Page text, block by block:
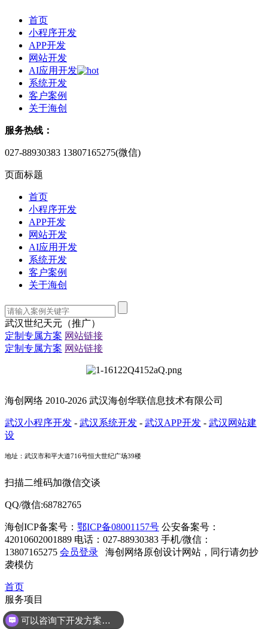
首页
小程序开发
APP开发
网站开发
AI应用开发
系统开发
客户案例
关于海创
服务热线：
027-88930383 13807165275(微信)
页面标题
首页
小程序开发
APP开发
网站开发
AI应用开发
系统开发
客户案例
关于海创
武汉世纪天元（推广）
定制专属方案 网站链接
定制专属方案 网站链接
海创网络 2010-2026 武汉海创华联信息技术有限公司
武汉小程序开发 - 武汉系统开发 - 武汉APP开发 - 武汉网站建
设
地址：武汉市和平大道716号恒大世纪广场39楼
扫描二维码加微信交谈
QQ/微信:68782765
海创ICP备案号： 鄂ICP备08001157号 公安备案号：
42010602001889 电话：027-88930383 手机/微信：
13807165275 会员登录
海创网络原创设计网站，同行请勿抄
袭模仿
首页
服务项目
小程序开发 可以咨询下开发方案么？